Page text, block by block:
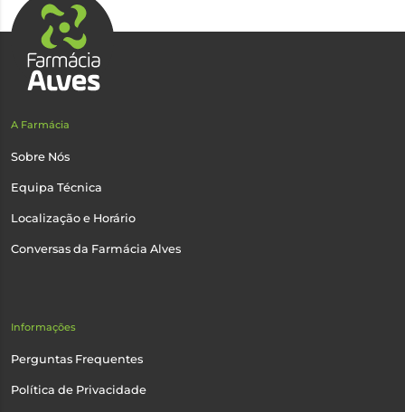
A Farmácia
Sobre Nós
Equipa Técnica
Localização e Horário
Conversas da Farmácia Alves
Informações
Perguntas Frequentes
Política de Privacidade